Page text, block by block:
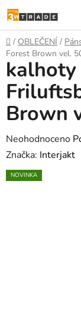
Přejít
na
obsah
Domů
/ OBLEČENÍ /
Forest Brown vel.
kalhoty
Brown
Průměrné
hodnocení
produktu
Neohodnoceno
Značka: Interjakt
NOVINKA